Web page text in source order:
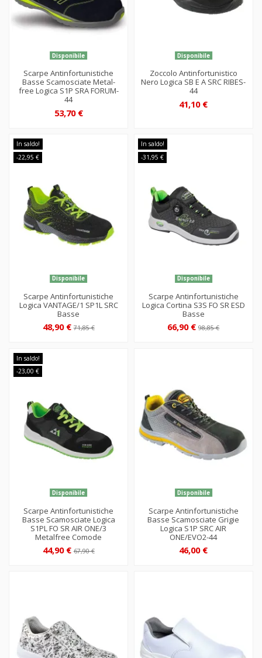
Disponibile
Scarpe Antinfortunistiche
Basse Scamosciate Metal-
free Logica S1P SRA FORUM-
44
53,70 €
Disponibile
Zoccolo Antinfortunistico
Nero Logica SB E A SRC RIBES-
44
41,10 €
In saldo!
-22,95 €
Disponibile
Scarpe Antinfortunistiche
Logica VANTAGE/1 SP1L SRC
Basse
48,90 €71,85 €
In saldo!
-31,95 €
Disponibile
Scarpe Antinfortunistiche
Logica Cortina S3S FO SR ESD
Basse
66,90 €98,85 €
In saldo!
-23,00 €
Disponibile
Scarpe Antinfortunistiche
Basse Scamosciate Logica
S1PL FO SR AIR ONE/3
Metalfree Comode
44,90 €67,90 €
Disponibile
Scarpe Antinfortunistiche
Basse Scamosciate Grigie
Logica S1P SRC AIR
ONE/EVO2-44
46,00 €